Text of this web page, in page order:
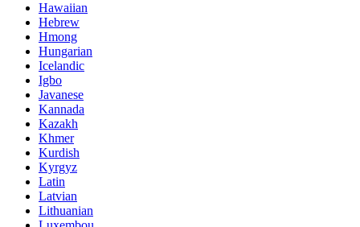
Hawaiian
Hebrew
Hmong
Hungarian
Icelandic
Igbo
Javanese
Kannada
Kazakh
Khmer
Kurdish
Kyrgyz
Latin
Latvian
Lithuanian